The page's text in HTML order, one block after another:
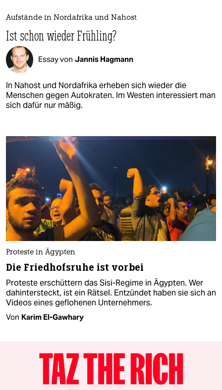
Aufstände in Nordafrika und Nahost
Ist schon wieder Frühling?
Essay von Jannis Hagmann
In Nahost und Nordafrika erheben sich wieder die
Menschen gegen Autokraten. Im Westen interessiert man
sich dafür nur mäßig.
Proteste in Ägypten
Die Friedhofsruhe ist vorbei
Proteste erschüttern das Sisi-Regime in Ägypten. Wer
dahintersteckt, ist ein Rätsel. Entzündet haben sie sich an
Videos eines geflohenen Unternehmers.
Von Karim El-Gawhary